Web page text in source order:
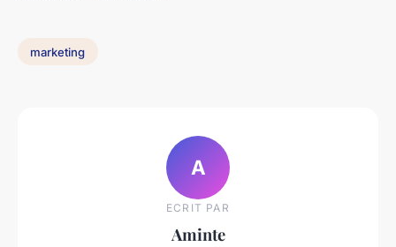
marketing
A
ECRIT PAR
Aminte